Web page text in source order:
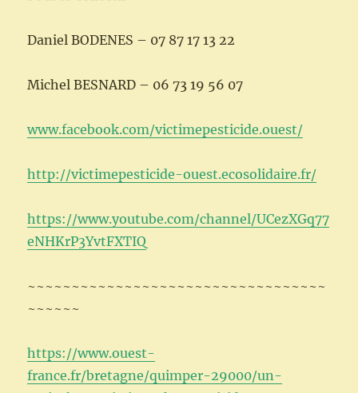
Daniel BODENES – 07 87 17 13 22
Michel BESNARD – 06 73 19 56 07
www.facebook.com/victimepesticide.ouest/
http://victimepesticide-ouest.ecosolidaire.fr/
https://www.youtube.com/channel/UCezXGq77
eNHKrP3YvtFXTIQ
~~~~~~~~~~~~~~~~~~~~~~~~~~~~~~~~~~
~~~~~~
https://www.ouest-
france.fr/bretagne/quimper-29000/un-